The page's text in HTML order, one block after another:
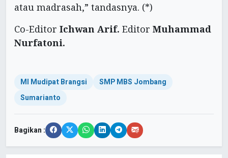
atau madrasah,” tandasnya. (*)
Co-Editor Ichwan Arif. Editor Muhammad
Nurfatoni.
MI Mudipat Brangsi
SMP MBS Jombang
Sumarianto
Bagikan :